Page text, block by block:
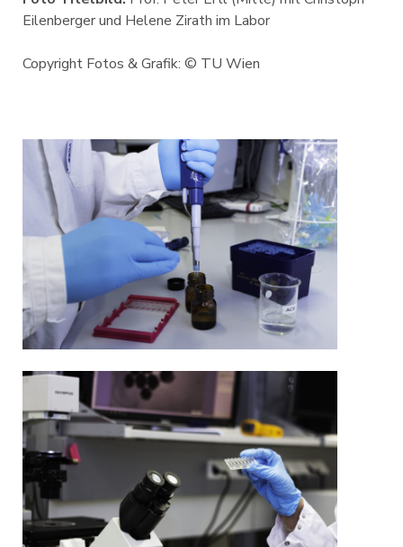
Eilenberger und Helene Zirath im Labor
Copyright Fotos & Grafik: © TU Wien